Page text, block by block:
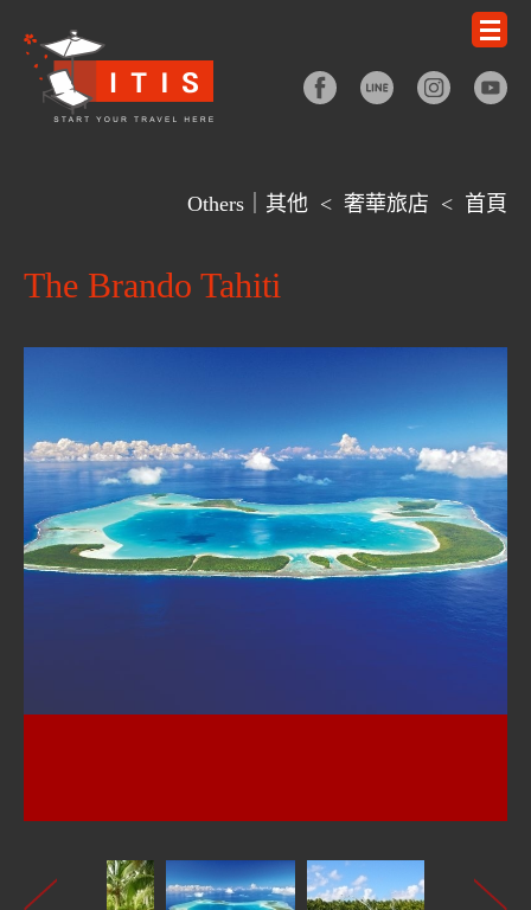
Others｜其他 < 奢華旅店 < 首頁
The Brando Tahiti